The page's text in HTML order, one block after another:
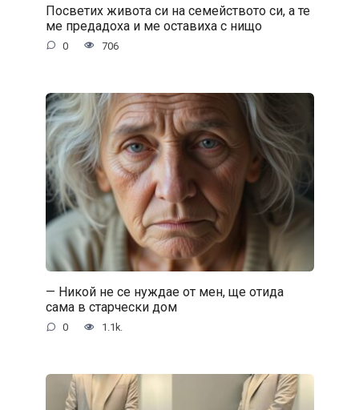
Посветих живота си на семейството си, а те
ме предадоха и ме оставиха с нищо
0 706
— Никой не се нуждае от мен, ще отида
сама в старчески дом
0 1.1k.